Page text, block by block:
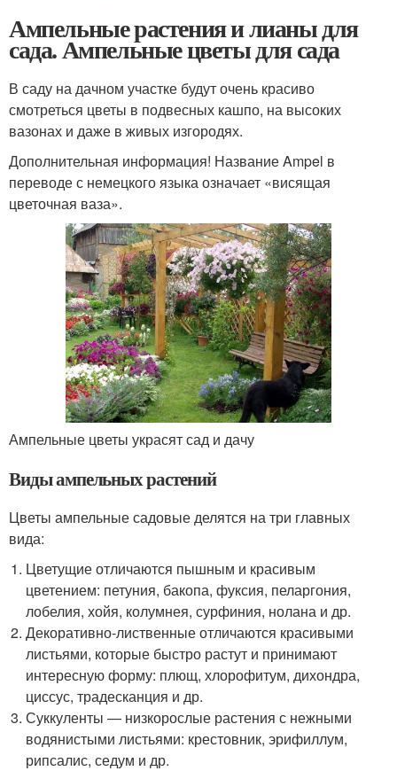
Ампельные растения и лианы для
сада. Ампельные цветы для сада
В саду на дачном участке будут очень красиво
смотреться цветы в подвесных кашпо, на высоких
вазонах и даже в живых изгородях.
Дополнительная информация! Название Ampel в
переводе с немецкого языка означает «висящая
цветочная ваза».
Ампельные цветы украсят сад и дачу
Виды ампельных растений
Цветы ампельные садовые делятся на три главных
вида:
Цветущие отличаются пышным и красивым
цветением: петуния, бакопа, фуксия, пеларгония,
лобелия, хойя, колумнея, сурфиния, нолана и др.
Декоративно-лиственные отличаются красивыми
листьями, которые быстро растут и принимают
интересную форму: плющ, хлорофитум, дихондра,
циссус, традесканция и др.
Суккуленты — низкорослые растения с нежными
водянистыми листьями: крестовник, эрифиллум,
рипсалис, седум и др.